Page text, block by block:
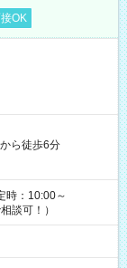
OK
ら徒歩6分
：10:00～
談可！）